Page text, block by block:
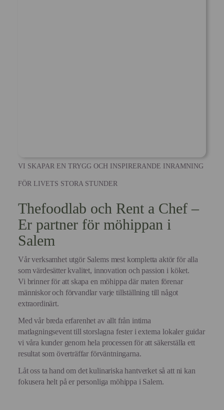
VI SKAPAR EN TRYGG OCH INSPIRERANDE INRAMNING
FÖR LIVETS STORA STUNDER
Thefoodlab och Rent a Chef –
Er partner för möhippan i
Salem
Vår verksamhet utgör Salems mest kompletta aktör för alla
som värdesätter kvalitet, innovation och passion i köket.
Vi brinner för att skapa en möhippa där maten förenar
människor och förvandlar varje tillställning till något
extraordinärt.
Med vår breda erfarenhet av allt från intima
matlagningsevent till storslagna fester i externa lokaler guidar
vi våra kunder genom hela processen för att säkerställa ett
resultat som överträffar förväntningarna.
Låt oss ta hand om det kulinariska hantverket så att ni kan
fokusera helt på er personliga möhippa i Salem.